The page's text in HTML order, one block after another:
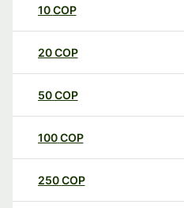
10COP
20COP
50COP
100COP
250COP